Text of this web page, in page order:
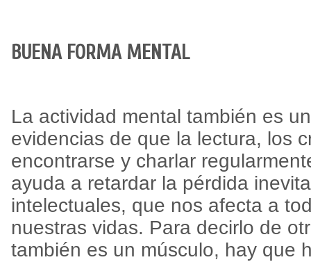
BUENA FORMA MENTAL
La actividad mental también es
evidencias de que la lectura, los
encontrarse y charlar
ayuda a retardar la pérdida
intelectuales, que nos afecta a
nuestras vidas. Para decirlo de
también es un músculo, hay que